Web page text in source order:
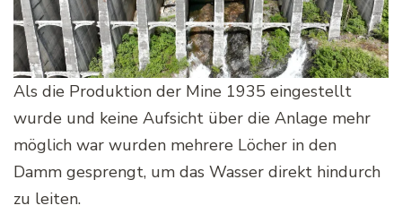
Als die Produktion der Mine 1935 eingestellt
wurde und keine Aufsicht über die Anlage mehr
möglich war wurden mehrere Löcher in den
Damm gesprengt, um das Wasser direkt hindurch
zu leiten.